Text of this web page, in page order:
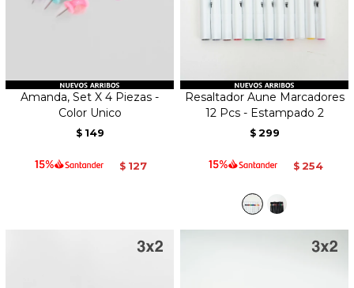
Amanda, Set X 4 Piezas -
Color Unico
$ 149
$ 127
Resaltador Aune Marcadores
12 Pcs - Estampado 2
$ 299
$ 254